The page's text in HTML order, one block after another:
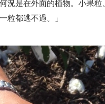
況是在外面的植物。小果粒
粒都逃不過。」